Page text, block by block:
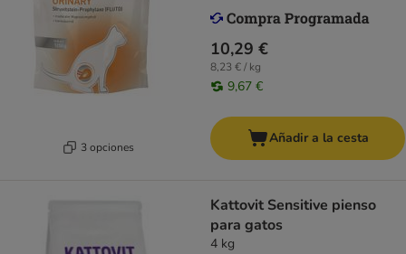
3 opciones
10,29 €
8,23 € / kg
9,67 €
Añadir a la cesta
Kattovit Sensitive pienso
para gatos
4 kg